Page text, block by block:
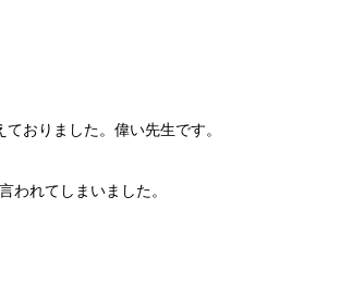
おりました。偉い先生です。
われてしまいました。